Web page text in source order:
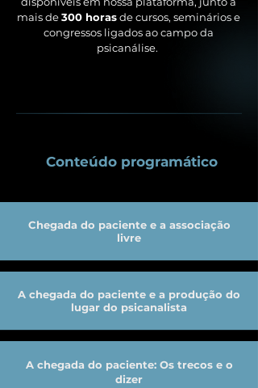
mais de300 horasde cursos, seminários e
congressos ligados ao campo da
psicanálise.
Conteúdo programático
Chegada do paciente e a associação
livre
A chegada do paciente e a produção do
lugar do psicanalista
A chegada do paciente: Os trecos e o
dizer